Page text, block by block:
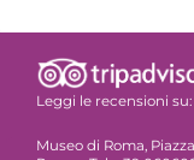
Leggi le recensioni su:
Museo di Roma,